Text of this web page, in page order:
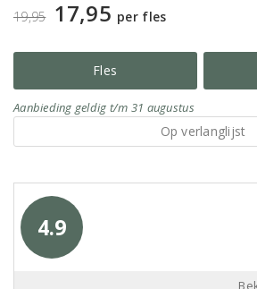
19,95 17,95 per fles
Fles
Aanbieding geldig t/m 31 augustus
Op verlanglijst
4.9